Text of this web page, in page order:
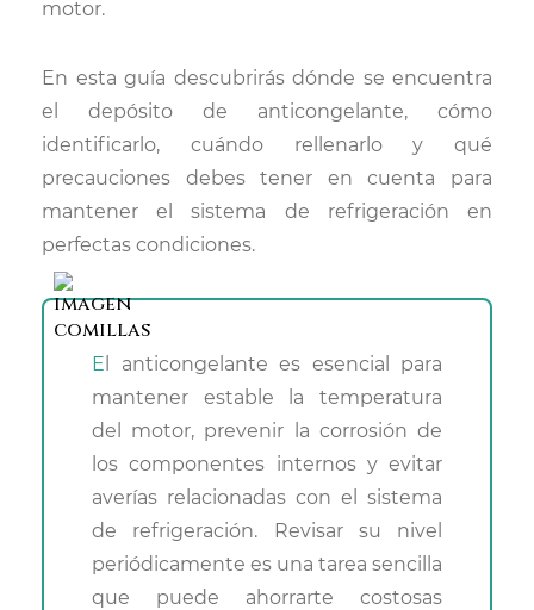
motor.
En esta guía descubrirás dónde se encuentra
el depósito de anticongelante, cómo
identificarlo, cuándo rellenarlo y qué
precauciones debes tener en cuenta para
mantener el sistema de refrigeración en
perfectas condiciones.
El anticongelante es esencial para
mantener estable la temperatura
del motor, prevenir la corrosión de
los componentes internos y evitar
averías relacionadas con el sistema
de refrigeración. Revisar su nivel
periódicamente es una tarea sencilla
que puede ahorrarte costosas